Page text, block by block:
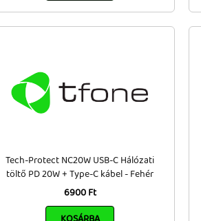
Tech-Protect NC20W USB-C Hálózati
töltő PD 20W + Type-C kábel - Fehér
6900 Ft